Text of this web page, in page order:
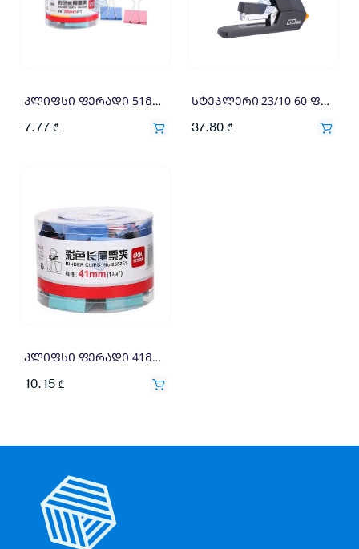
კლიფსი ფერადი 51მმ Deli 12ც 8551
7.77 ₾
სტეპლერი 23/10 60 ფურცლის აკინძვის საშუალებით DELI 4652
37.80 ₾
კლიფსი ფერადი 41მმ Deli 24ც 8552
10.15 ₾